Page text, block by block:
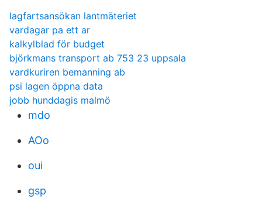
lagfartsansökan lantmäteriet
vardagar pa ett ar
kalkylblad för budget
björkmans transport ab 753 23 uppsala
vardkuriren bemanning ab
psi lagen öppna data
jobb hunddagis malmö
mdo
AOo
oui
gsp